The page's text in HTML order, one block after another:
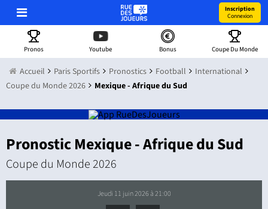
Inscription
Connexion
Pronos Youtube Bonus Coupe Du Monde
Accueil Paris Sportifs Pronostics Football
International
Coupe du Monde 2026
Mexique - Afrique du Sud
Pronostic Mexique - Afrique du Sud
Coupe du Monde 2026
jeudi 11 juin 2026 à 21:00